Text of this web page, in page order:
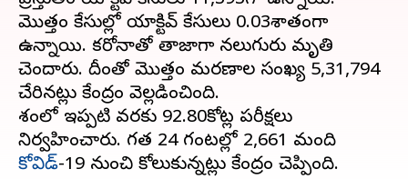
మొత్తం కేసుల్లో యాక్టివ్ కేసులు 0.03శాతంగా
ఉన్నాయి. కరోనాతో తాజాగా నలుగురు మృతి
చెందారు. దీంతో మొత్తం మరణాల సంఖ్య 5,31,794
చేరినట్లు కేంద్రం వెల్లడించింది.
దేశంలో ఇప్పటి వరకు 92.80కోట్ల పరీక్షలు
నిర్వహించారు. గత 24 గంటల్లో 2,661 మంది
కోవిడ్